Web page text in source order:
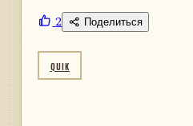
2 Поделиться
QUIK